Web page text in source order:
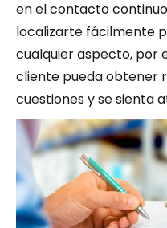
en el contacto
localizarte fácilmente
cualquier aspecto, por
cliente pueda obtener
cuestiones y se sienta